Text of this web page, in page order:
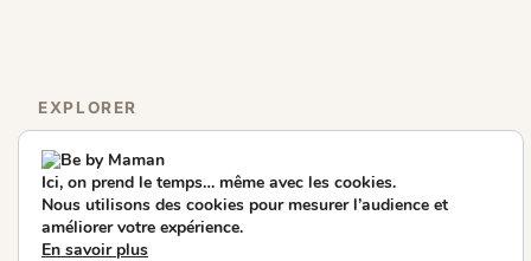
EXPLORER
By Mila By Mamzelle Zèbre
Ici, on prend le temps… même avec les cookies.
Nous utilisons des cookies pour mesurer l’audience et
améliorer votre expérience.
En savoir plus